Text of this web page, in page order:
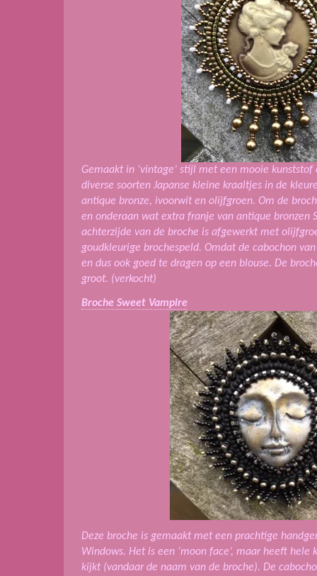
Gemaakt in ‘vintage’ stijl met een mooie
diverse soorten Japanse kleine kraaltjes in de
antique bronze, ivoorwit en olijfgroen. Om de
en onderaan wat extra franje van antique bronzen
achterzijde van de broche is afgewerkt met
goudkleurige brochespeld. Omdat de cabochon
en dus ook goed te dragen op een blouse. De
groot. (verkocht)
Broche Sweet Vampire
Deze broche is gemaakt met een prachtige
Windows. Het is een ‘moon face’, maar heeft
kijkt (vandaar de naam van de broche). De